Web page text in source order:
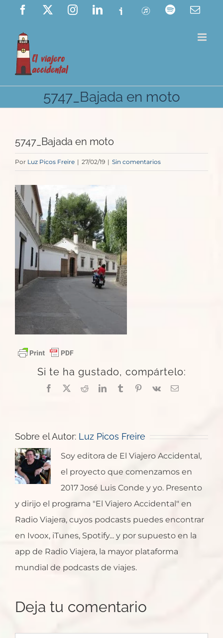
Saltar
contenido
Facebook InstagramLinkedIn
Ivoox ITunes Spotify
5747_Bajada en moto
5747_Bajada en moto
Por Luz Picos Freire | 27/02/19 | Sin comentarios
Si te ha gustado, compártelo:
Facebook
X RedditLinkedInTumblrPinterest
Vk
Correo
Sobre el Autor: Luz Picos Freire
Soy editora de El Viajero Accidental,
el proyecto que comenzamos en
2017 José Luis Conde y yo. Presento
y dirijo el programa "El Viajero Accidental" en
Radio Viajera, cuyos podcasts puedes encontrar
en Ivoox, iTunes, Spotify... y por supuesto en la
app de Radio Viajera, la mayor plataforma
mundial de podcasts de viajes.
Deja tu comentario